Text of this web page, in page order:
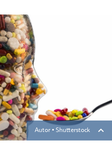
Autor ▪ Shutterstock